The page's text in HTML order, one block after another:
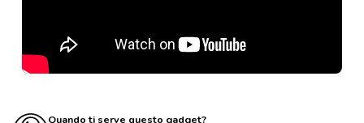
Quando ti serve questo gadget?